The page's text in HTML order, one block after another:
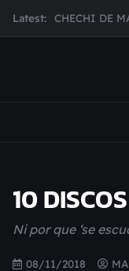
Latest: MUJER
Broke
10
Ni por que ‘se
08/11/2018